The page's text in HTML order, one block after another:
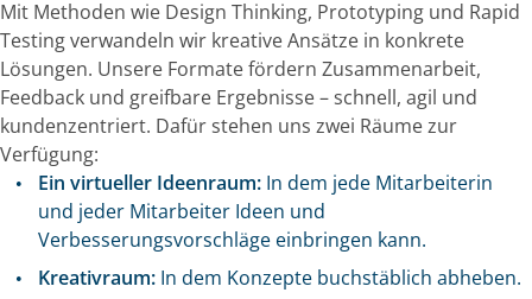
Mit Methoden wie Design Thinking, Prototyping und Rapid
Testing verwandeln wir kreative Ansätze in konkrete
Lösungen. Unsere Formate fördern Zusammenarbeit,
Feedback und greifbare Ergebnisse – schnell, agil und
kundenzentriert. Dafür stehen uns zwei Räume zur
Verfügung:
Ein virtueller Ideenraum: In dem jede Mitarbeiterin
und jeder Mitarbeiter Ideen und
Verbesserungsvorschläge einbringen kann.
Kreativraum: In dem Konzepte buchstäblich abheben.